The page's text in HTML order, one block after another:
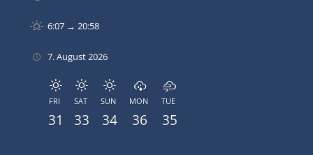
6:07 → 20:58
7. August 2026
FRI
31
SAT
33
SUN
34
MON
36
TUE
35